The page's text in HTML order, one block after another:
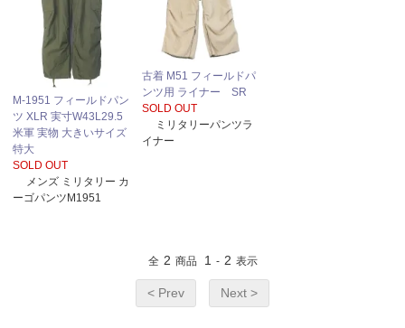
M-1951 フィールドパン
ツ XLR 実寸W43L29.5
米軍 実物 大きいサイズ
特大
SOLD OUT
メンズ ミリタリー カ
ーゴパンツM1951
古着 M51 フィールドパ
ンツ用 ライナー SR
SOLD OUT
ミリタリーパンツラ
イナー
全 2 商品 1 - 2 表示
< Prev Next >